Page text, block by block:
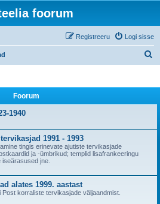
foorum
Logi sisse
Registreeru
Foorum
1940
1991 - 1993
tingis erinevate ajutiste tervikasjade
ja -ümbrikud; templid lisafrankeeringu
jne.
alates 1999. aastast
korraliste tervikasjade väljaandmist.